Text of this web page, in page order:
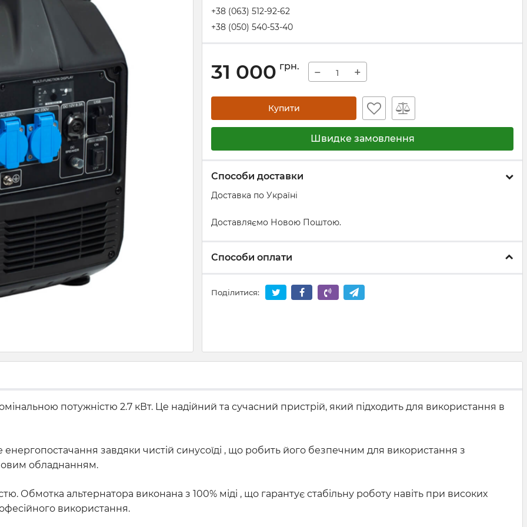
+38 (063) 512-92-62
+38 (050) 540-53-40
31 000 грн. − +
Купити
Швидке замовлення
Способи доставки
Доставка по Україні
Доставляємо Новою Поштою.
Способи оплати
Поділитися:
потужністю 2.7 кВт. Це надійний та сучасний пристрій, який підходить для використання в
завдяки чистій синусоїді , що робить його безпечним для використання з
обладнанням.
Обмотка альтернатора виконана з 100% міді , що гарантує стабільну роботу навіть при високих
використання.